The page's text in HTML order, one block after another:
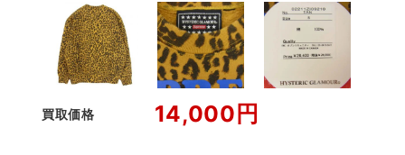
買取価格 14,000円